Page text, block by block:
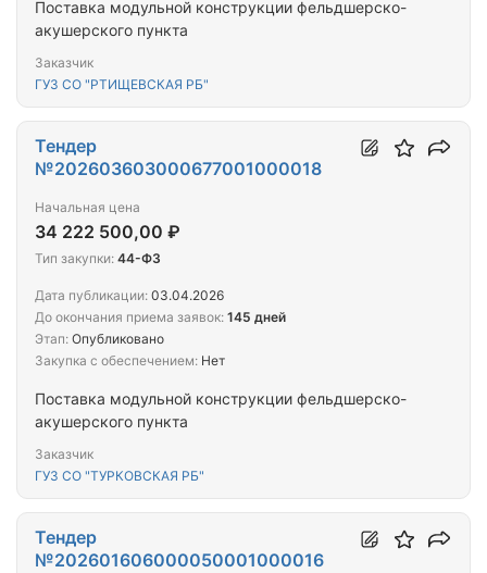
Поставка модульной конструкции фельдшерско-
акушерского пункта
Заказчик
ГУЗ СО "РТИЩЕВСКАЯ РБ"
Поставка модульной конструкции фельдшерско-
акушерского пункта
Заказчик
ГУЗ СО "ТУРКОВСКАЯ РБ"
Тендер
№202603603000677001000018
Начальная цена
34 222 500,00 ₽
Тип закупки: 44-ФЗ
Дата публикации: 03.04.2026
До окончания приема заявок: 145 дней
Этап: Опубликовано
Закупка с обеспечением: Нет
Тендер
№202601606000050001000016